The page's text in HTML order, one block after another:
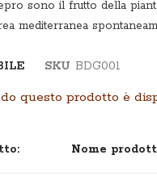
sono il frutto della
mediterranea
SKU BDG001
questo prodotto è
Nome